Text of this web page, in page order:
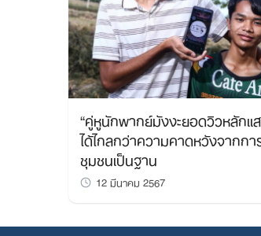
“คู่หูนักพากย์มังงะยอดวิวหลักแ
ได้ไกลกว่าความคาดหวังจากกา
ชุมชนเป็นฐาน
12 มีนาคม 2567